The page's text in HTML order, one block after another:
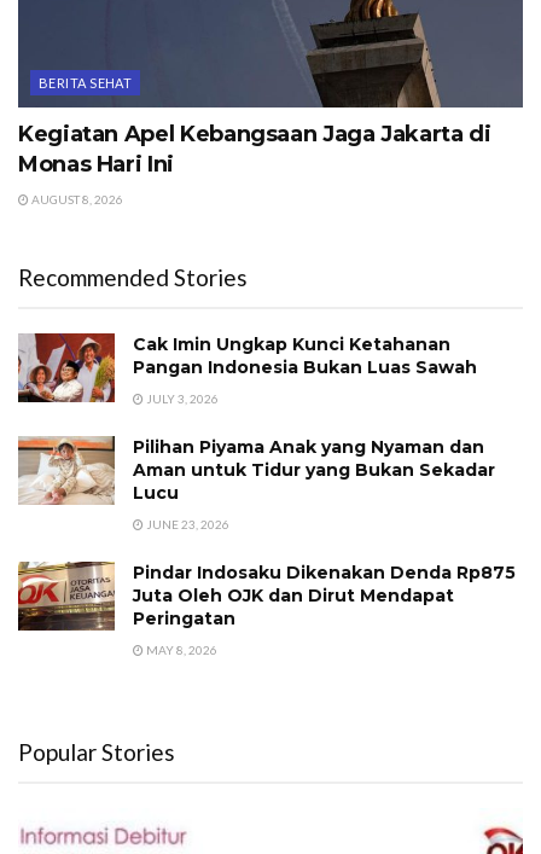
BERITA SEHAT
Kegiatan Apel Kebangsaan Jaga Jakarta di
Monas Hari Ini
AUGUST 8, 2026
Recommended Stories
Cak Imin Ungkap Kunci Ketahanan
Pangan Indonesia Bukan Luas Sawah
JULY 3, 2026
Pilihan Piyama Anak yang Nyaman dan
Aman untuk Tidur yang Bukan Sekadar
Lucu
JUNE 23, 2026
Pindar Indosaku Dikenakan Denda Rp875
Juta Oleh OJK dan Dirut Mendapat
Peringatan
MAY 8, 2026
Popular Stories